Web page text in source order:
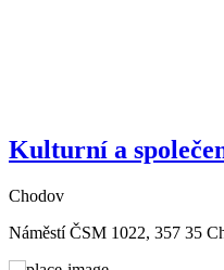
Kulturní a
Chodov
Náměstí ČSM 1022, 357 35